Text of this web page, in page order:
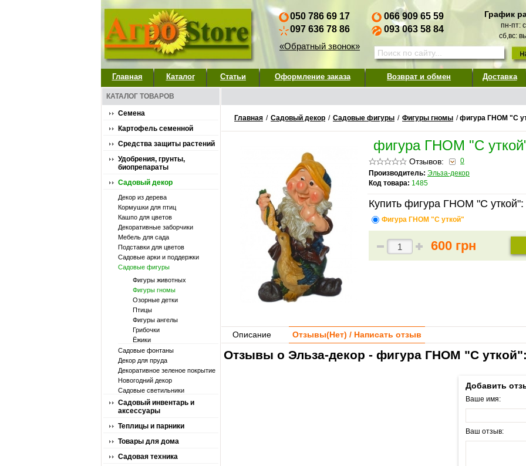
050 786 69 17
097 636 78 86
«Обратный звонок»
066 909 65 59
093 063 58 84
График
пн-пт:
сб,вс:
Главная Каталог Статьи Оформление заказа Возврат и обмен Доставка
КАТАЛОГ ТОВАРОВ
Семена
Картофель семенной
Средства защиты растений
Удобрения, грунты,
биопрепараты
Садовый декор
Декор из дерева
Кормушки для птиц
Кашпо для цветов
Декоративные заборчики
Мебель для сада
Подставки для цветов
Садовые арки и поддержки
Садовые фигуры
Фигуры животных
Фигуры гномы
Озорные детки
Птицы
Фигуры ангелы
Грибочки
Ёжики
Садовые фонтаны
Декор для пруда
Декоративное зеленое покрытие
Новогодний декор
Садовые светильники
Садовый инвентарь и
аксессуары
Теплицы и парники
Товары для дома
Садовая техника
Главная / Садовый декор / Садовые фигуры / Фигуры гномы /фигура ГНОМ "С
фигура ГНОМ "С
Отзывов:
0
Производитель: Эльза-декор
Код товара: 1485
Купить фигура ГНОМ "С уткой":
Фигура ГНОМ "С уткой"
600 грн
Описание Отзывы(Нет) / Написать отзыв
Отзывы о Эльза-декор - фигура ГНОМ "С уткой":
Добавить
Ваше имя:
Ваш отзыв: